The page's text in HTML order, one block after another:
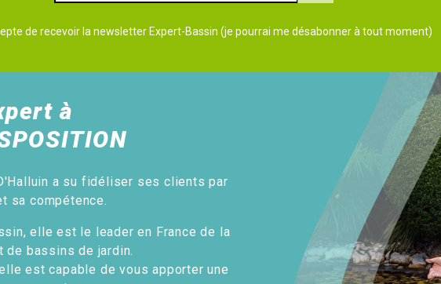
de recevoir la newsletter Expert-Bassin (je pourrai me désabonner à tout moment)
à
a su fidéliser ses clients par
sa compétence.
elle est le leader en France de la
bassins de jardin.
est capable de vous apporter une